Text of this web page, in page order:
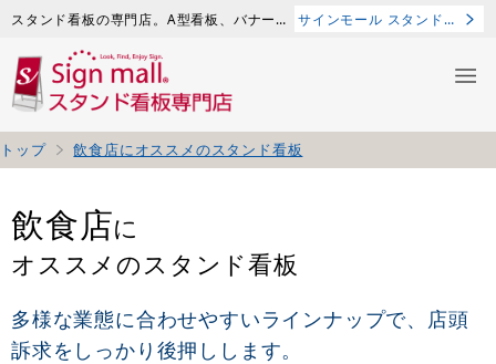
スタンド看板の専門店。A型看板、バナースタンド、イーゼル、ポスタースタンドなど豊富に。 サインモール スタンド看板・立て看板
トップ 飲食店にオススメのスタンド看板
飲食店に
オススメのスタンド看板
多様な業態に合わせやすいラインナップで、店頭
訴求をしっかり後押しします。